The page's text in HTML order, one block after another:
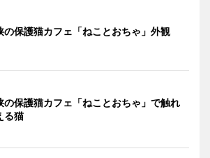
の保護猫カフェ「ねことおちゃ」外観
の保護猫カフェ「ねことおちゃ」で触れ
る猫